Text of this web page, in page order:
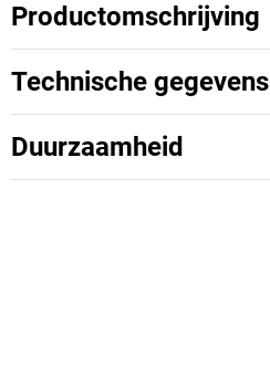
Productomschrijving
Technische gegevens
Duurzaamheid